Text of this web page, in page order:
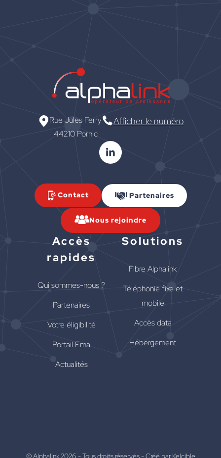
Rue Jules Ferry
44210 Pornic
Afficher le numéro
Contact Partenaires
Nous rejoindre
Accès
rapides
Qui sommes-nous ?
Partenaires
Votre éligibilité
Portail Ema
Actualités
Solutions
Fibre Alphalink
Téléphonie fixe et
mobile
Accès data
Hébergement
© Alphalink 2026 - Tous droits réservés -Créé par Kelcible